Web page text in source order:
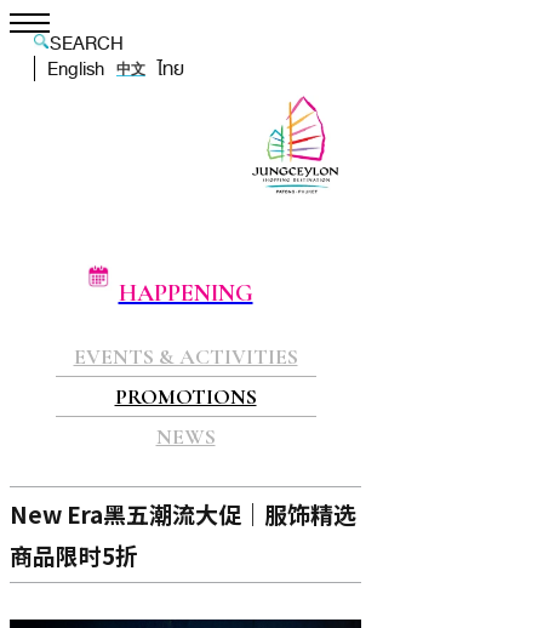
SEARCH
English
中文 ไทย
HAPPENING
EVENTS & ACTIVITIES
PROMOTIONS
NEWS
New Era黑五潮流大促｜服饰精选
商品限时5折